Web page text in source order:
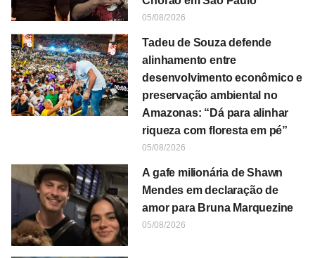
05/08/2026
Tadeu de Souza defende
alinhamento entre
desenvolvimento econômico e
preservação ambiental no
Amazonas: “Dá para alinhar
riqueza com floresta em pé”
05/08/2026
A gafe milionária de Shawn
Mendes em declaração de
amor para Bruna Marquezine
05/08/2026